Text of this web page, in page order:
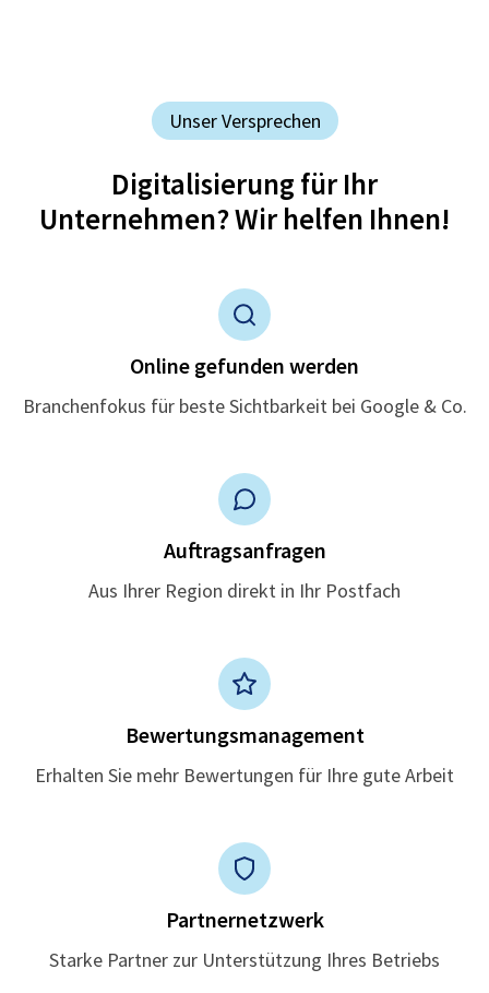
Unser Versprechen
Digitalisierung für Ihr
Unternehmen? Wir helfen Ihnen!
Online gefunden werden
Branchenfokus für beste Sichtbarkeit bei Google & Co.
Auftragsanfragen
Aus Ihrer Region direkt in Ihr Postfach
Bewertungsmanagement
Erhalten Sie mehr Bewertungen für Ihre gute Arbeit
Partnernetzwerk
Starke Partner zur Unterstützung Ihres Betriebs